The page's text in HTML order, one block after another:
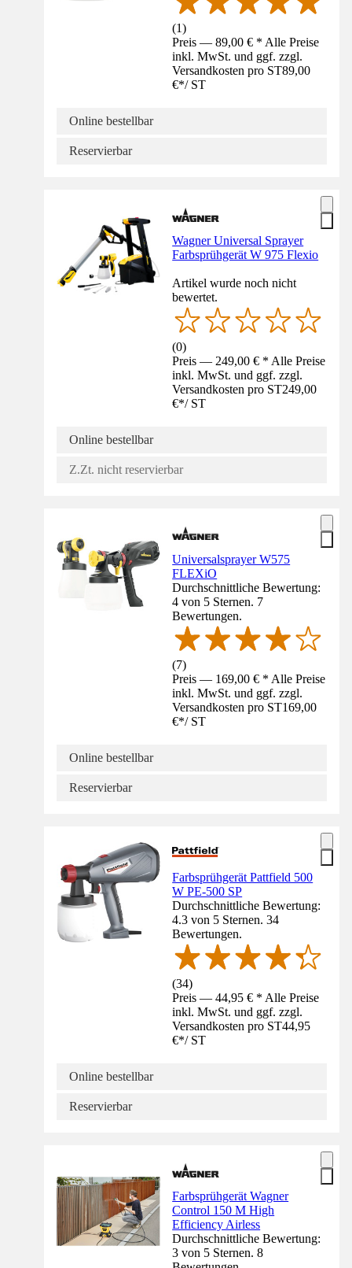
(1)
Preis — 89,00 € * Alle Preise
inkl. MwSt. und ggf. zzgl.
Versandkosten pro ST89,00
€*/ ST
Online bestellbar
Reservierbar
Wagner Universal Sprayer
Farbsprühgerät W 975 Flexio
Artikel wurde noch nicht
bewertet.
(0)
Preis — 249,00 € * Alle Preise
inkl. MwSt. und ggf. zzgl.
Versandkosten pro ST249,00
€*/ ST
Online bestellbar
Z.Zt. nicht reservierbar
Universalsprayer W575
FLEXiO
Durchschnittliche Bewertung:
4 von 5 Sternen. 7
Bewertungen.
(7)
Preis — 169,00 € * Alle Preise
inkl. MwSt. und ggf. zzgl.
Versandkosten pro ST169,00
€*/ ST
Online bestellbar
Reservierbar
Farbsprühgerät Pattfield 500
W PE-500 SP
Durchschnittliche Bewertung:
4.3 von 5 Sternen. 34
Bewertungen.
(34)
Preis — 44,95 € * Alle Preise
inkl. MwSt. und ggf. zzgl.
Versandkosten pro ST44,95
€*/ ST
Online bestellbar
Reservierbar
Farbsprühgerät Wagner
Control 150 M High
Efficiency Airless
Durchschnittliche Bewertung:
3 von 5 Sternen. 8